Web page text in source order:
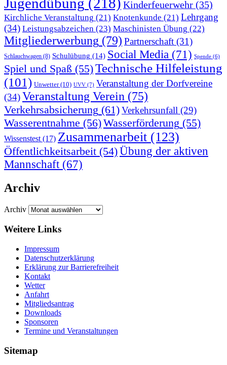
Kinderfeuerwehr (35)
Kirchliche Veranstaltung (21) Knotenkunde (21) Lehrgang
(34) Leistungsabzeichen (23) Maschinisten Übung (22)
Mitgliederwerbung (79) Partnerschaft (31)
Schlauchwagen (8) Schulübung (14) Social Media (71) Spende (6)
Spiel und Spaß (55)Technische Hilfeleistung
(101) Unwetter(10) UVV (7) Veranstaltung der Dorfvereine
(34)Veranstaltung Verein (75)
Verkehrsabsicherung (61)Verkehrsunfall (29)
Wasserentnahme (56)Wasserförderung (55)
Wissenstest (17) Zusammenarbeit (123)
Öffentlichkeitsarbeit (54)Übung der aktiven
Mannschaft (67)
Archiv
Archiv
Weitere Links
Impressum
Datenschutzerklärung
Erklärung zur Barriere­frei­heit
Kontakt
Wetter
Anfahrt
Mitgliedsantrag
Downloads
Sponsoren
Termine und Veranstaltungen
Sitemap